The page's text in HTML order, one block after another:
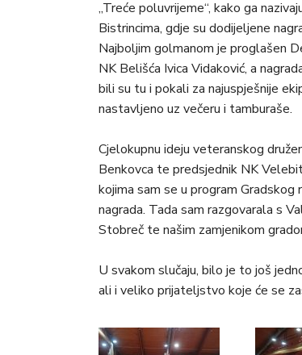
„Treće poluvrijeme“, kako ga
Bistrincima, gdje su dodijeljene
Najboljim golmanom je proglašen
NK Belišća Ivica Vidaković, a
bili su tu i pokali za najuspješnije
nastavljeno uz večeru i tamburaše.
Cjelokupnu ideju veteranskog
Benkovca te predsjednik NK
kojima sam se u program
nagrada. Tada sam razgovarala s
Stobreč te našim zamjenikom
U svakom slučaju, bilo je to još
ali i veliko prijateljstvo koje će se